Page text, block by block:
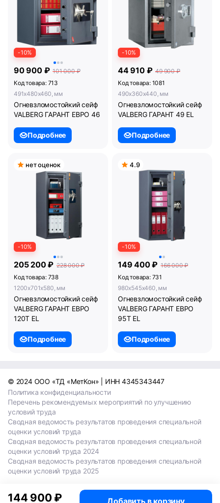
144 900 ₽ Добавить в корзину
-10%
90 900 ₽ 101 000 ₽
Код товара: 713
491x480x460, мм
Огневзломостойкий сейф
VALBERG ГАРАНТ ЕВРО 46
Подробнее
-10%
44 910 ₽ 49 900 ₽
Код товара: 1081
490x360x440, мм
Огневзломостойкий сейф
VALBERG ГАРАНТ 49 EL
Подробнее
нет оценок
-10%
205 200 ₽ 228 000 ₽
Код товара: 738
1200x701x580, мм
Огневзломостойкий сейф
VALBERG ГАРАНТ ЕВРО
120Т EL
Подробнее
4.9
-10%
149 400 ₽ 166 000 ₽
Код товара: 731
980x545x460, мм
Огневзломостойкий сейф
VALBERG ГАРАНТ ЕВРО
95T EL
Подробнее
© 2024 ООО «ТД «МетКон» | ИНН 4345343447
Политика конфиденциальности
Перечень рекомендуемых мероприятий по улучшению
условий труда
Сводная ведомость результатов проведения специальной
оценки условий труда
Сводная ведомость результатов проведения специальной
оценки условий труда 2024
Сводная ведомость результатов проведения специальной
оценки условий труда 2025